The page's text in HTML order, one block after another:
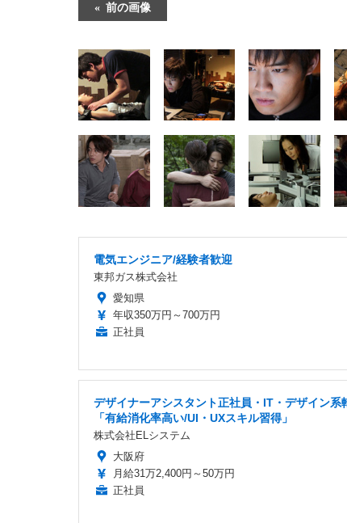
前の画像
電気エンジニア/経験者歓迎
東邦ガス株式会社
愛知県
年収350万円～700万円
正社員
デザイナーアシスタント正社員・IT・デザイン系
「有給消化率高い/UI・UXスキル習得」
株式会社ELシステム
大阪府
月給31万2,400円～50万円
正社員